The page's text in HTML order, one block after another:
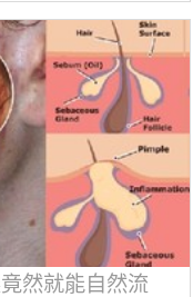
然就能自然流